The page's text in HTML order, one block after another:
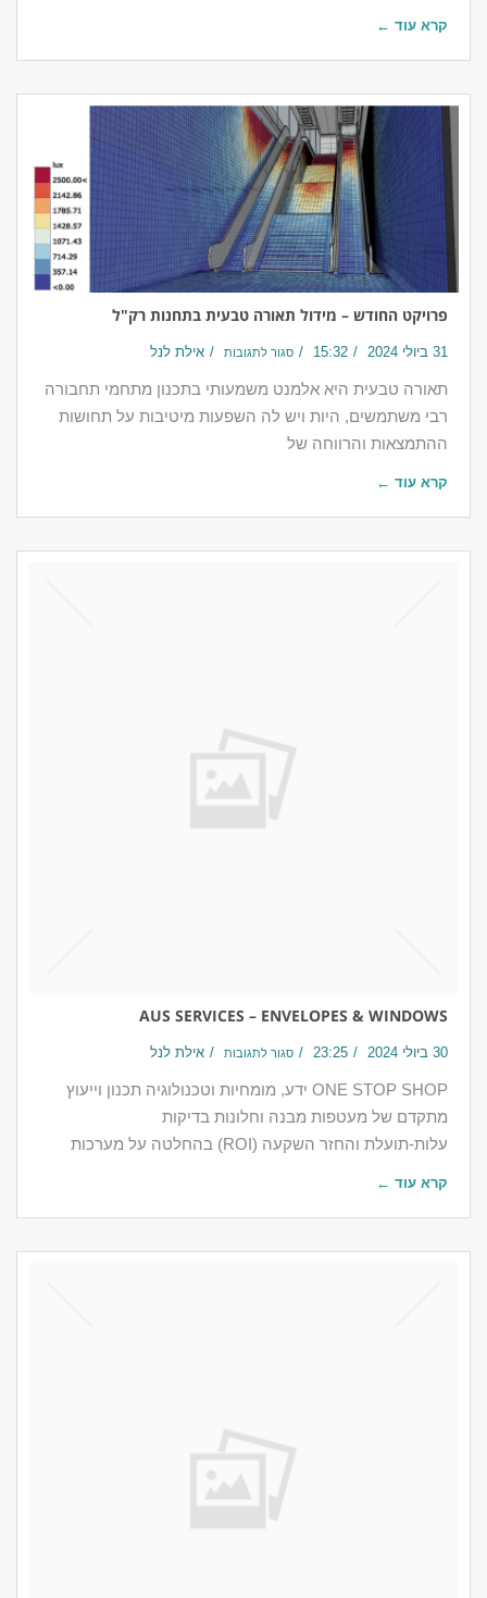
קרא עוד ←
פרויקט החודש – מידול תאורה טבעית בתחנות רק"ל
31 ביולי 2024 15:32 סגור לתגובות אילת לנל
תאורה טבעית היא אלמנט משמעותי בתכנון מתחמי תחבורה
רבי משתמשים, היות ויש לה השפעות מיטיבות על תחושות
ההתמצאות והרווחה של
קרא עוד ←
AUS SERVICES – ENVELOPES & WINDOWS
30 ביולי 2024 23:25 סגור לתגובות אילת לנל
ONE STOP SHOP ידע, מומחיות וטכנולוגיה תכנון וייעוץ
מתקדם של מעטפות מבנה וחלונות בדיקות
עלות-תועלת והחזר השקעה (ROI) בהחלטה על מערכות
קרא עוד ←